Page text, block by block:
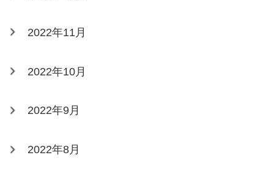
2022年11月
2022年10月
2022年9月
2022年8月